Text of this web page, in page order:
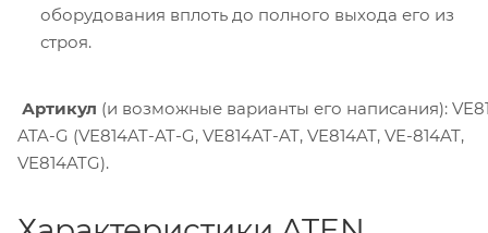
оборудования вплоть до полного выхода его из
строя.
Артикул (и возможные варианты его написания):
ATA-G (VE814AT-AT-G, VE814AT-AT, VE814AT, VE-814AT,
VE814ATG).